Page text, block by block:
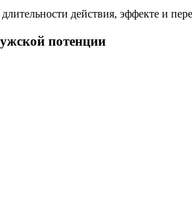
действия, эффекте и
потенции